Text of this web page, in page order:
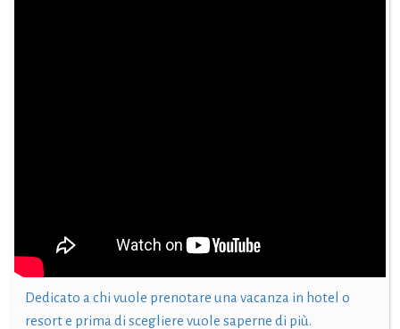
Dedicato a chi vuole prenotare una vacanza in hotel o
resort e prima di scegliere vuole saperne di più.